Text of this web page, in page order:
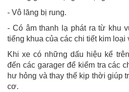
- Vô lăng bị rung.
- Có âm thanh lạ phát ra từ khu
tiếng khua của các chi tiết kim loại
Khi xe có những dấu hiệu kể
đến các garager để kiểm tra các
hư hỏng và thay thế kịp thời giúp
cơ.